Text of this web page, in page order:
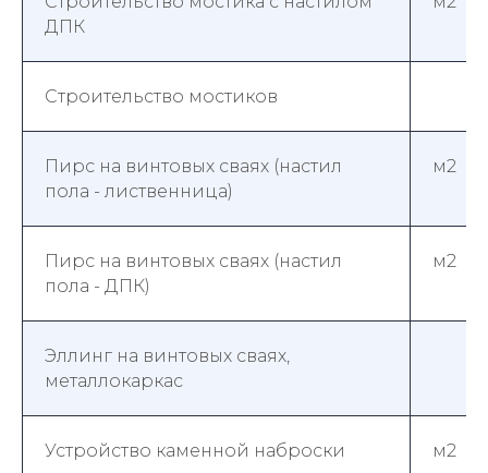
ДПК
Строительство мостиков
Пирс на винтовых сваях (настил
пола - лиственница)
м2
Пирс на винтовых сваях (настил
пола - ДПК)
м2
Эллинг на винтовых сваях,
металлокаркас
Устройство каменной наброски м2